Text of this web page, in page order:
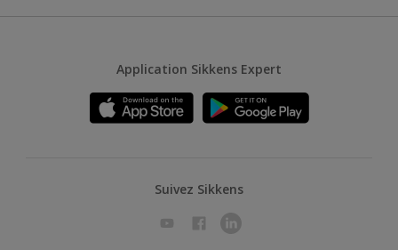
Application Sikkens Expert
Suivez Sikkens